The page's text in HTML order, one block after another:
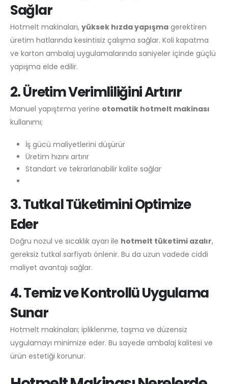
Sağlar
Hotmelt makinaları, yüksek hızda yapışma gerektiren
üretim hatlarında kesintisiz çalışma sağlar. Koli kapatma
ve karton ambalaj uygulamalarında saniyeler içinde güçlü
yapışma elde edilir.
2. Üretim Verimliliğini Artırır
Manuel yapıştırma yerine otomatik hotmelt makinası
kullanımı;
İş gücü maliyetlerini düşürür
Üretim hızını artırır
Standart ve tekrarlanabilir kalite sağlar
3. Tutkal Tüketimini Optimize
Eder
Doğru nozul ve sıcaklık ayarı ile hotmelt tüketimi azalır,
gereksiz tutkal sarfiyatı önlenir. Bu da uzun vadede ciddi
maliyet avantajı sağlar.
4. Temiz ve Kontrollü Uygulama
Sunar
Hotmelt makinaları; ipliklenme, taşma ve düzensiz
uygulamayı minimize eder. Bu sayede ambalaj kalitesi ve
ürün estetiği korunur.